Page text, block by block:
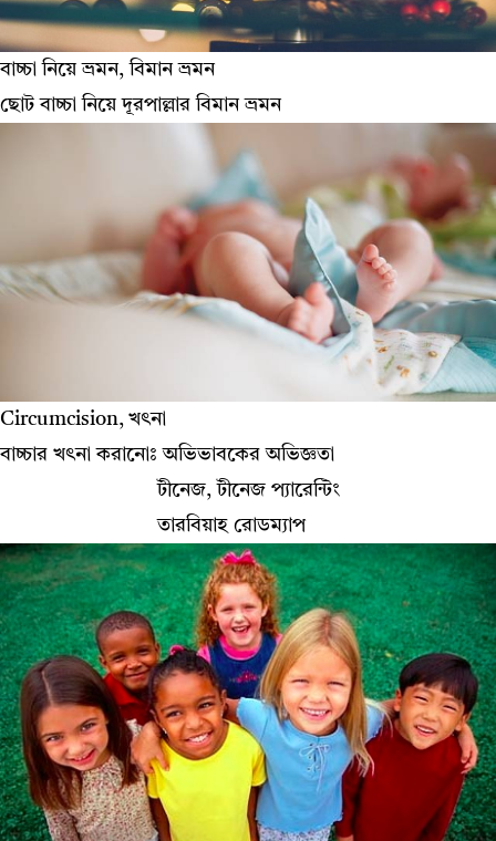
বাচ্চা নিয়ে ভ্রমন, বিমান ভ্রমন
ছোট বাচ্চা নিয়ে দূরপাল্লার বিমান ভ্রমন
Circumcision, খৎনা
বাচ্চার খৎনা করানোঃ অভিভাবকের অভিজ্ঞতা
টীনেজ, টীনেজ প্যারেন্টিং
তারবিয়াহ রোডম্যাপ